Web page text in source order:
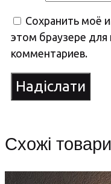
Сохранить моё
этом браузере
комментариев.
Схожі товари